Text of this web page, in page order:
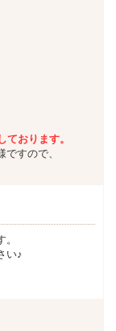
おります。
すので、
い♪